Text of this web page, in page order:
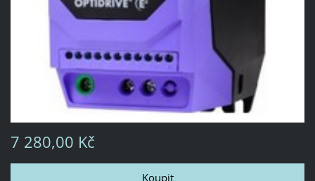
7 280,00 Kč